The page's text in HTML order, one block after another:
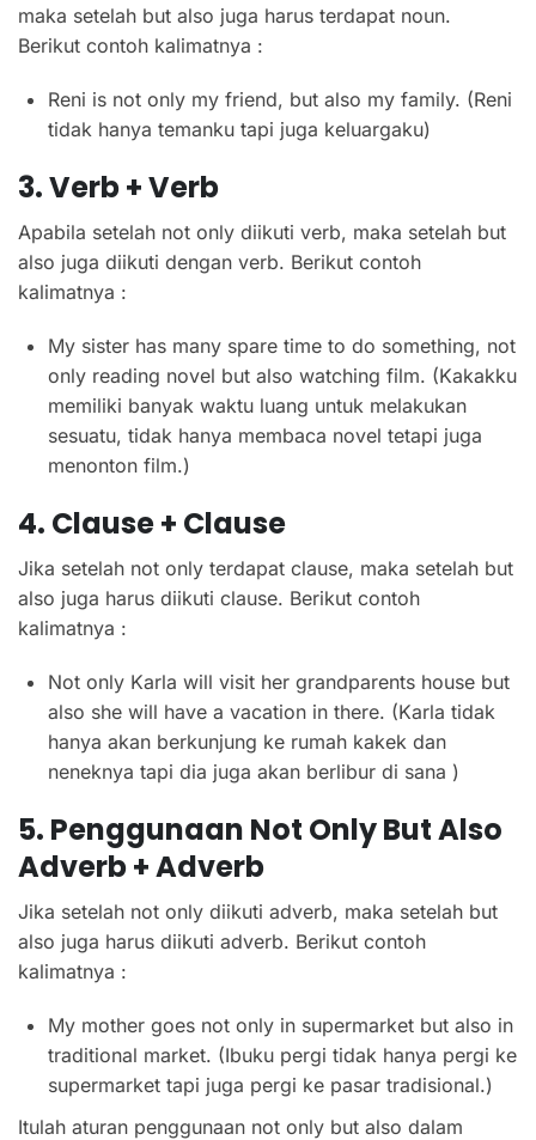
maka setelah but also juga harus terdapat noun.
Berikut contoh kalimatnya :
Reni is not only my friend, but also my family. (Reni
tidak hanya temanku tapi juga keluargaku)
3. Verb + Verb
Apabila setelah not only diikuti verb, maka setelah but
also juga diikuti dengan verb. Berikut contoh
kalimatnya :
My sister has many spare time to do something, not
only reading novel but also watching film. (Kakakku
memiliki banyak waktu luang untuk melakukan
sesuatu, tidak hanya membaca novel tetapi juga
menonton film.)
4. Clause + Clause
Jika setelah not only terdapat clause, maka setelah but
also juga harus diikuti clause. Berikut contoh
kalimatnya :
Not only Karla will visit her grandparents house but
also she will have a vacation in there. (Karla tidak
hanya akan berkunjung ke rumah kakek dan
neneknya tapi dia juga akan berlibur di sana )
5. Penggunaan Not Only But Also
Adverb + Adverb
Jika setelah not only diikuti adverb, maka setelah but
also juga harus diikuti adverb. Berikut contoh
kalimatnya :
My mother goes not only in supermarket but also in
traditional market. (Ibuku pergi tidak hanya pergi ke
supermarket tapi juga pergi ke pasar tradisional.)
Itulah aturan penggunaan not only but also dalam